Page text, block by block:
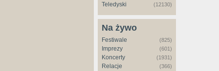
Teledyski (12130)
Na żywo
Festiwale (825)
Imprezy (601)
Koncerty (1931)
Relacje (366)